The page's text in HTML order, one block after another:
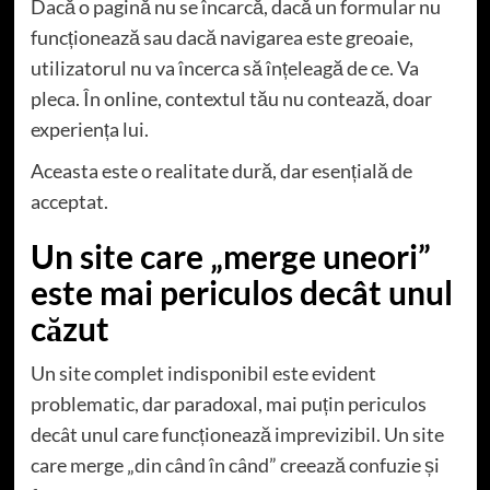
Dacă o pagină nu se încarcă, dacă un formular nu
funcționează sau dacă navigarea este greoaie,
utilizatorul nu va încerca să înțeleagă de ce. Va
pleca. În online, contextul tău nu contează, doar
experiența lui.
Aceasta este o realitate dură, dar esențială de
acceptat.
Un site care „merge uneori”
este mai periculos decât unul
căzut
Un site complet indisponibil este evident
problematic, dar paradoxal, mai puțin periculos
decât unul care funcționează imprevizibil. Un site
care merge „din când în când” creează confuzie și